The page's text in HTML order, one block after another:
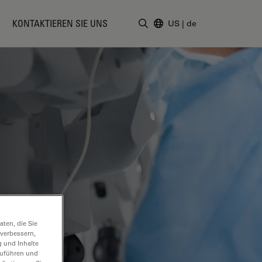
KONTAKTIEREN SIE UNS US | de
die Sie
und Inhalte
und